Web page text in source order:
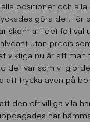
positioner och
göra det, för
skönt att det föll väl
utan precis
viktiga nu är att
det var som vi
att trycka även på
den ofrivilliga vila
har